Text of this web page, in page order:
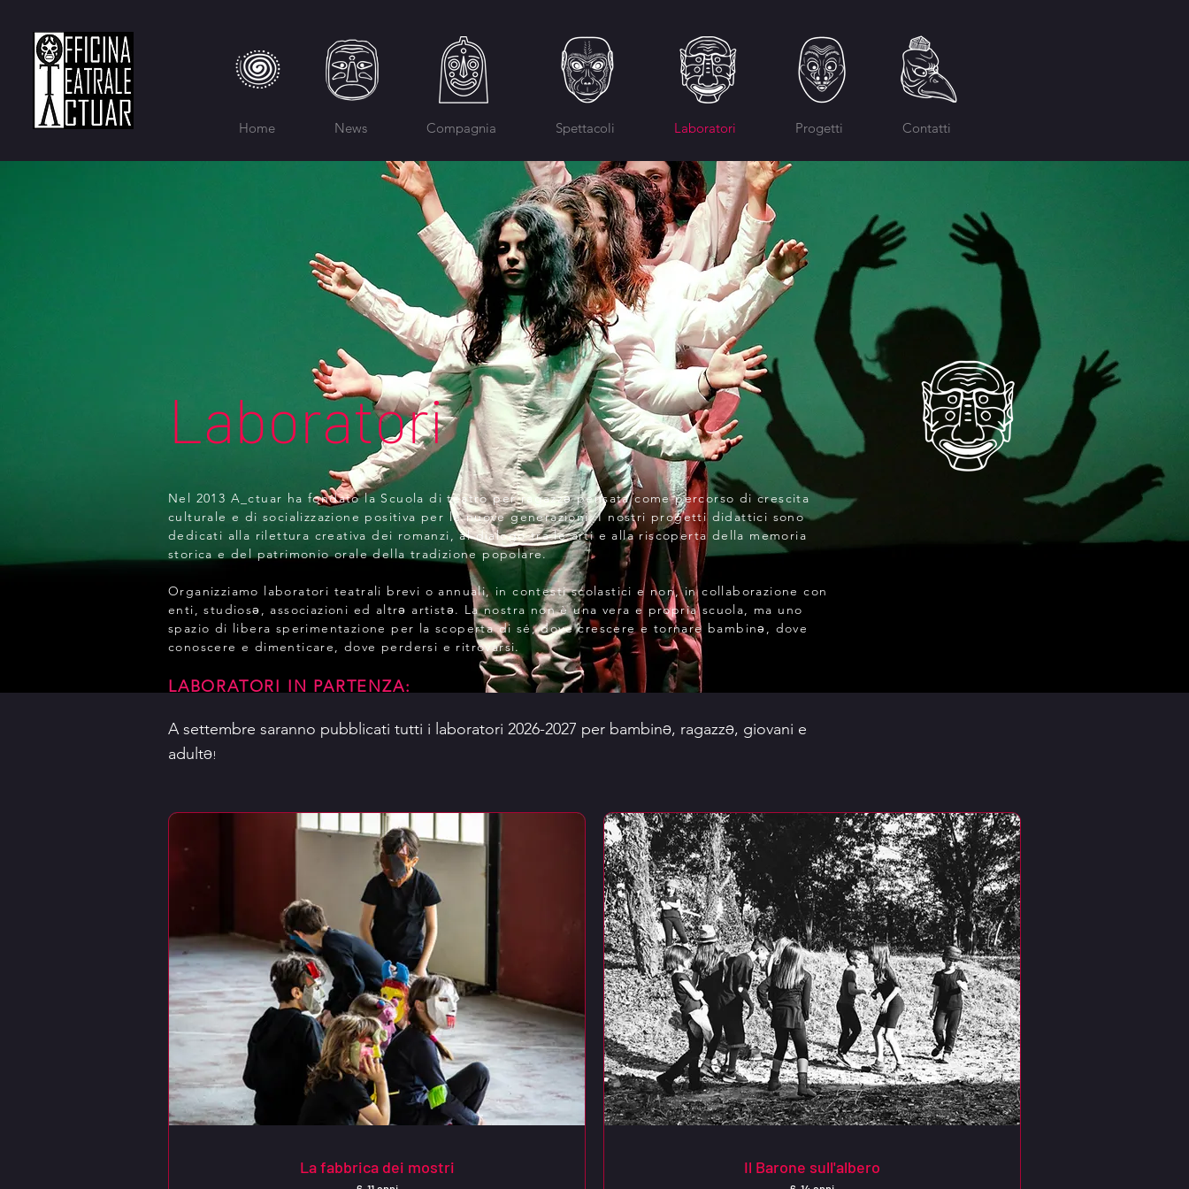
Laboratori
Nel 2013 A_ctuar ha fondato la Scuola di teatro per ragazzǝ pensata come percorso di crescita
culturale e di socializzazione positiva per le nuove generazioni. I nostri progetti didattici sono
dedicati alla rilettura creativa dei romanzi, al dialogo tra le arti e alla riscoperta della memoria
storica e del patrimonio orale della tradizione popolare.
Organizziamo laboratori teatrali brevi o annuali, in contesti scolastici e non, in collaborazione con
enti, studiosǝ, associazioni ed altrǝ artistǝ. La nostra non è una vera e propria scuola, ma uno
spazio di libera sperimentazione per la scoperta di sé, dove crescere e tornare bambinǝ, dove
conoscere e dimenticare, dove perdersi e ritrovarsi.
LABORATORI IN PARTENZA:
​A settembre saranno pubblicati tutti i laboratori 2026-2027 per bambinƏ, ragazzƏ, giovani e
adultƏ!
La fabbrica dei mostri Il Barone sull'albero
Home News Compagnia Spettacoli Laboratori Progetti Contatti